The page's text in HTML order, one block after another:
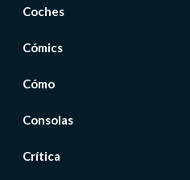
Coches
Cómics
Cómo
Consolas
Crítica